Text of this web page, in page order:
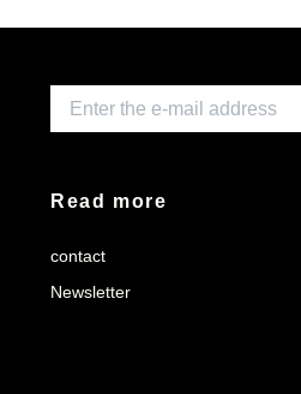
Read more
contact
Newsletter